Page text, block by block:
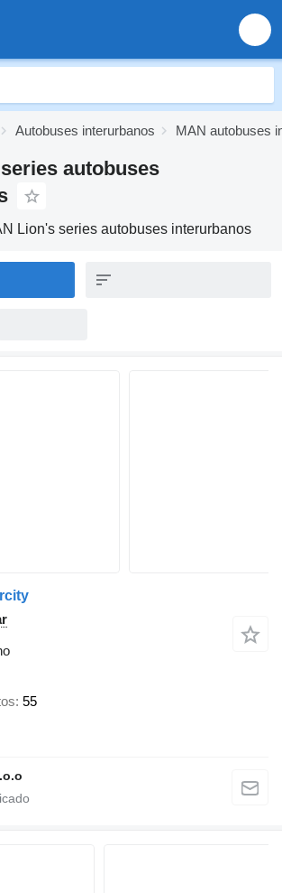
Autobuses interurbanos MAN autobuses
autobuses
Lion's series autobuses interurbanos
55